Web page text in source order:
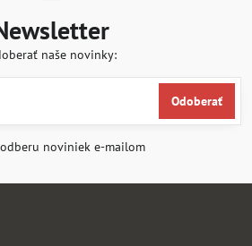
naše novinky:
Odoberať
noviniek e-mailom